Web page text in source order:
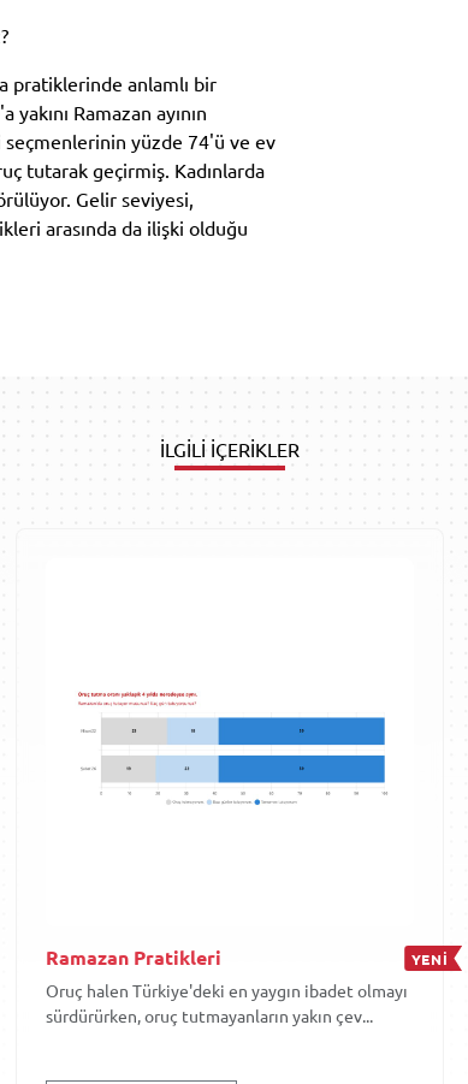
pratiklerinde anlamlı bir
Ramazan ayının
yüzde 74'ü ve ev
tutarak geçirmiş. Kadınlarda
Gelir seviyesi,
arasında da ilişki olduğu
İLGİLİ İÇERİKLER
Ramazan Pratikleri YENİ
Oruç halen Türkiye'deki en yaygın ibadet olmayı
sürdürürken, oruç tutmayanların yakın çev...